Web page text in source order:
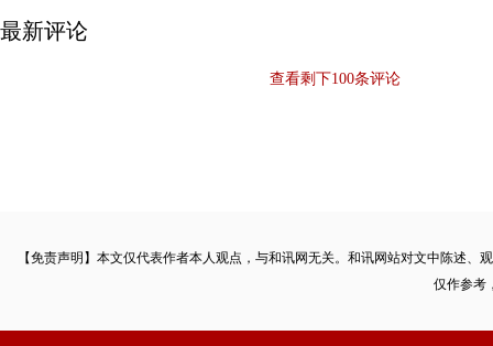
最新评论
查看剩下100条评论
【免责声明】本文仅代表作者本人观点，与和讯网无关。和讯网站对文中陈述
仅作参考